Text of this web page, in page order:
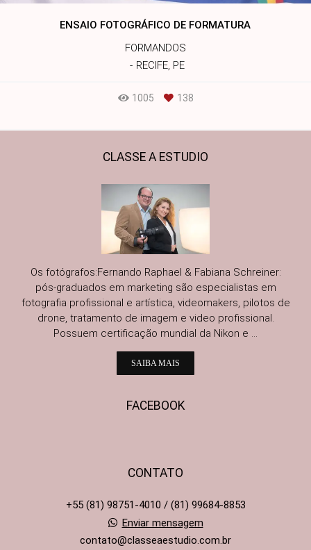
ENSAIO FOTOGRÁFICO DE FORMATURA
FORMANDOS
RECIFE, PE
1005 138
CLASSE A ESTUDIO
Os fotógrafos:Fernando Raphael & Fabiana Schreiner:
pós-graduados em marketing são especialistas em
fotografia profissional e artística, videomakers, pilotos de
drone, tratamento de imagem e video profissional.
Possuem certificação mundial da Nikon e ...
SAIBA MAIS
FACEBOOK
CONTATO
+55 (81) 98751-4010 / (81) 99684-8853
Enviar mensagem
contato@classeaestudio.com.br